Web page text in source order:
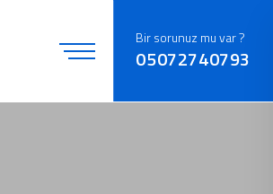
Bir sorunuz mu var ?
05072740793